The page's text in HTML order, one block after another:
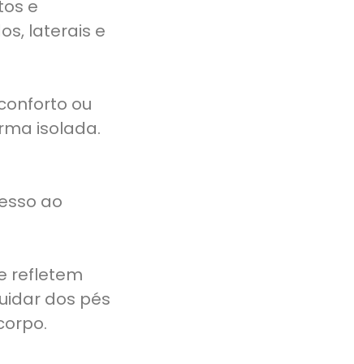
e
laterais e
ou
isolada.
ao
refletem
dos pés